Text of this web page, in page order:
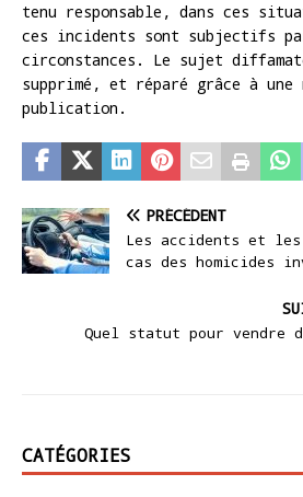
tenu responsable, dans ces
ces incidents sont subjectifs
circonstances. Le sujet
supprimé, et réparé grâce à une
publication.
PRÉCÉDENT
Les accidents et
cas des homicides
Quel statut pour vendre
CATÉGORIES